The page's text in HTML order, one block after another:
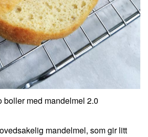
boller med mandelmel 2.0
mandelmel, som gir litt